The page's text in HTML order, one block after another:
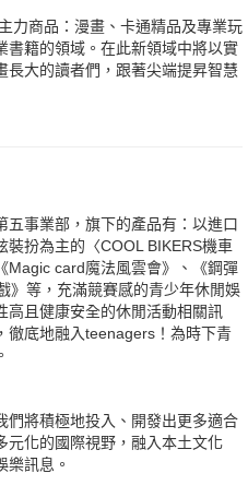
力商品：漫畫、卡通精品及專業玩
書籍的領域。在此新領域中將以實
長大的讀者們，跟著尖端提昇智慧
五事業部，旗下的產品有：以進口
扮為主的〈COOL BIKERS機車
Magic card魔法風雲會》、《鋼彈
》等，充滿競賽感的青少年休閒娛
高且健康安全的休閒活動相關訊
徹底地融入teenagers！為時下青
們將積極地投入、開發出更多適合
元化的國際視野，融入本土文化
樂訊息。